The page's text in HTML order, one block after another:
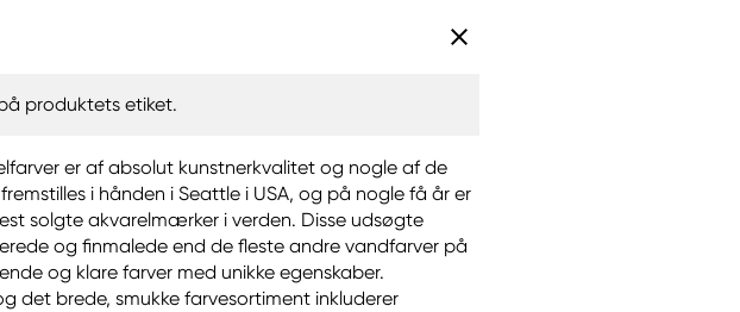
produktets etiket.
er af absolut kunstnerkvalitet og nogle af de
i hånden i Seattle i USA, og på nogle få år er
solgte akvarelmærker i verden. Disse udsøgte
og finmalede end de fleste andre vandfarver på
og klare farver med unikke egenskaber.
det brede, smukke farvesortiment inkluderer